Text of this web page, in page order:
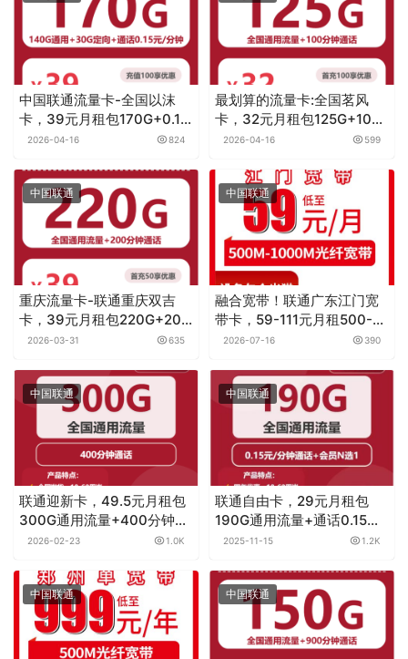
中国联通流量卡-全国以沫
卡，39元月租包170G+0.15
元月租/分钟
2026-04-16 824
最划算的流量卡:全国茗风
卡，32元月租包125G+100
分钟
2026-04-16 599
中国联通
重庆流量卡-联通重庆双吉
卡，39元月租包220G+200
分钟
2026-03-31 635
中国联通
融合宽带！联通广东江门宽
带卡，59-111元月租500-
1000M50-100G+100-
2026-07-16 390
中国联通
联通迎新卡，49.5元月租包
300G通用流量+400分钟通
话2026-02-23 1.0K
中国联通
联通自由卡，29元月租包
190G通用流量+通话0.15元
月租/分钟+会员N选1
2025-11-15 1.2K
中国联通 中国联通